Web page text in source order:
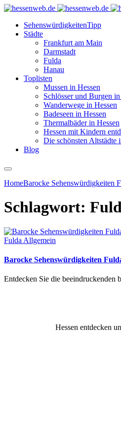
SehenswürdigkeitenTipp
Städte
Frankfurt am Main
Darmstadt
Fulda
Hanau
Toplisten
Mussen in Hessen
Schlösser und Burgen in
Wanderwege in Hessen
Badeseen in Hessen
Thermalbäder in Hessen
Hessen mit Kindern
Die schönsten Altstädte
Blog
HomeBarocke Sehenswürdigkeiten
Schlagwort:
Fulda Allgemein
Barocke Sehenswürdigkeiten
Entdecken Sie die beeindruckenden
Hessen entdecken